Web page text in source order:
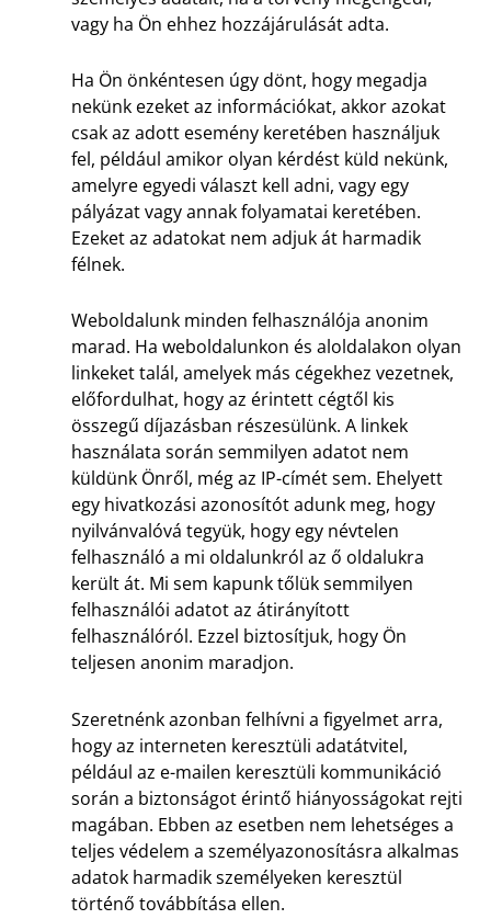
vagy ha Ön ehhez hozzájárulását adta.
Ha Ön önkéntesen úgy dönt, hogy megadja
nekünk ezeket az információkat, akkor azokat
csak az adott esemény keretében használjuk
fel, például amikor olyan kérdést küld nekünk,
amelyre egyedi választ kell adni, vagy egy
pályázat vagy annak folyamatai keretében.
Ezeket az adatokat nem adjuk át harmadik
félnek.
Weboldalunk minden felhasználója anonim
marad. Ha weboldalunkon és aloldalakon olyan
linkeket talál, amelyek más cégekhez vezetnek,
előfordulhat, hogy az érintett cégtől kis
összegű díjazásban részesülünk. A linkek
használata során semmilyen adatot nem
küldünk Önről, még az IP-címét sem. Ehelyett
egy hivatkozási azonosítót adunk meg, hogy
nyilvánvalóvá tegyük, hogy egy névtelen
felhasználó a mi oldalunkról az ő oldalukra
került át. Mi sem kapunk tőlük semmilyen
felhasználói adatot az átirányított
felhasználóról. Ezzel biztosítjuk, hogy Ön
teljesen anonim maradjon.
Szeretnénk azonban felhívni a figyelmet arra,
hogy az interneten keresztüli adatátvitel,
például az e-mailen keresztüli kommunikáció
során a biztonságot érintő hiányosságokat rejti
magában. Ebben az esetben nem lehetséges a
teljes védelem a személyazonosításra alkalmas
adatok harmadik személyeken keresztül
történő továbbítása ellen.